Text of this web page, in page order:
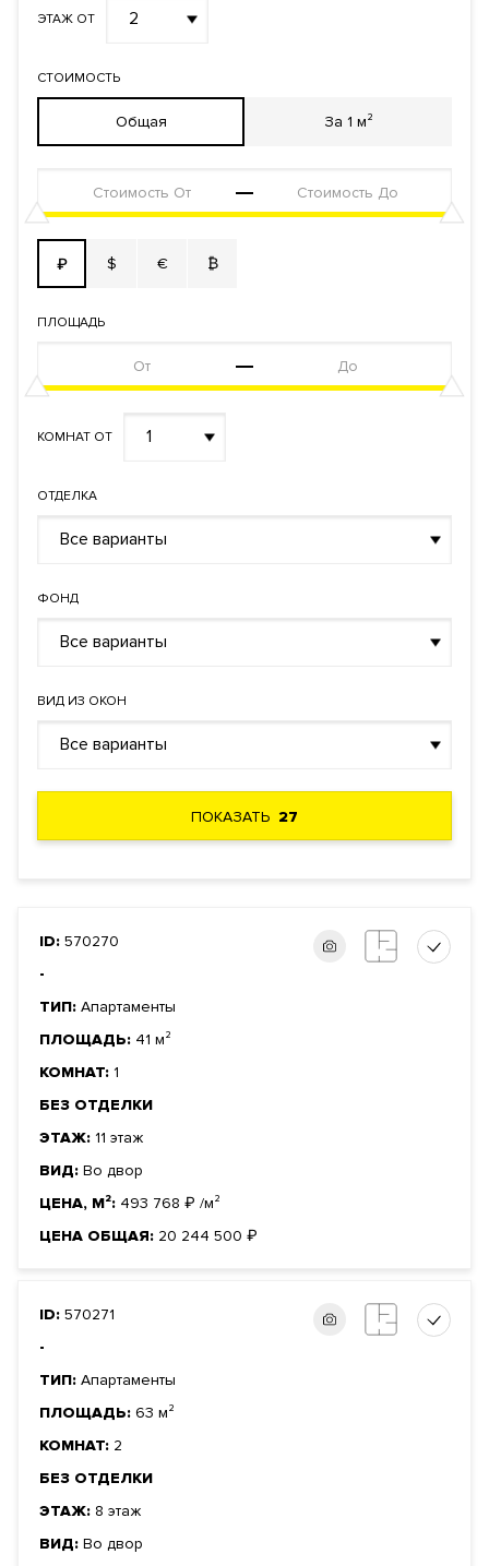
ЭТАЖ ОТ 2
СТОИМОСТЬ
Общая За 1 м²
₽ $ € ₿
ПЛОЩАДЬ
КОМНАТ ОТ 1
ОТДЕЛКА
Все варианты
ФОНД
Все варианты
ВИД ИЗ ОКОН
Все варианты
ПОКАЗАТЬ 27
ID: 570270
-
ТИП: Апартаменты
ПЛОЩАДЬ: 41 м²
КОМНАТ: 1
БЕЗ ОТДЕЛКИ
ЭТАЖ: 11 этаж
ВИД: Во двор
ЦЕНА, М²: 493 768 ₽ /м²
ЦЕНА ОБЩАЯ: 20 244 500 ₽
ID: 570271
-
ТИП: Апартаменты
ПЛОЩАДЬ: 63 м²
КОМНАТ: 2
БЕЗ ОТДЕЛКИ
ЭТАЖ: 8 этаж
ВИД: Во двор